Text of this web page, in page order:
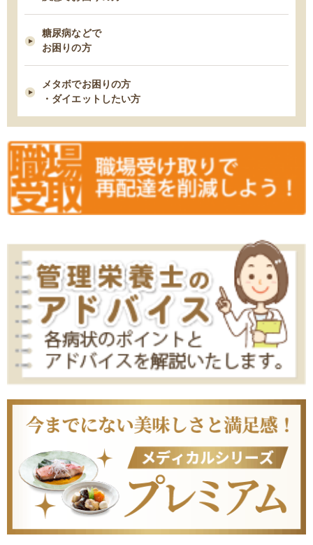
MFSお試しセットの締め切り日時変更について
2025/11/18
11/18 臨時休業のお知らせ
糖尿病などで
お困りの方
メタボでお困りの方
・ダイエットしたい方